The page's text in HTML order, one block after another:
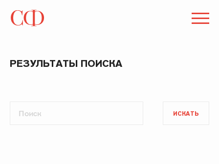
РЕЗУЛЬТАТЫ ПОИСКА
ИСКАТЬ